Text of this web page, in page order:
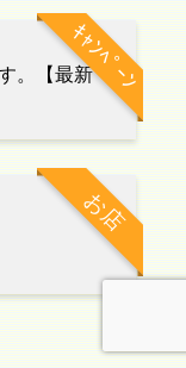
ｷｬﾝﾍﾟｰﾝ
。【最新
お店